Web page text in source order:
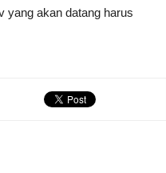
yang akan datang harus